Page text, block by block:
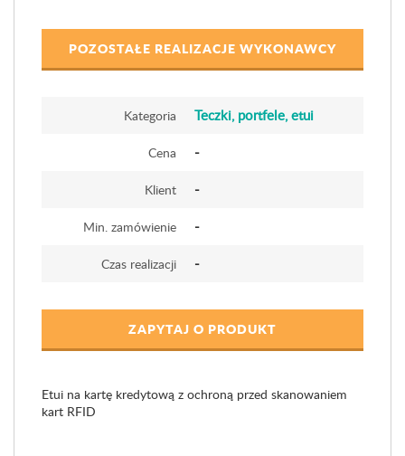
POZOSTAŁE REALIZACJE WYKONAWCY
Kategoria Teczki, portfele, etui
Cena -
Klient -
Min. zamówienie -
Czas realizacji -
ZAPYTAJ O PRODUKT
Etui na kartę kredytową z ochroną przed skanowaniem
kart RFID